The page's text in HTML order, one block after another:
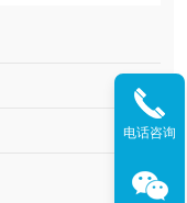
命。
电话咨询